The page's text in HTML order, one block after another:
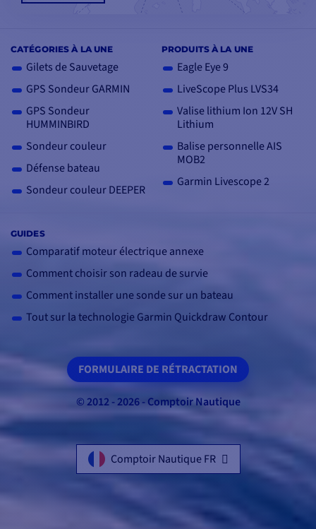
CATÉGORIES À LA UNE
Gilets de Sauvetage
GPS Sondeur GARMIN
GPS Sondeur
HUMMINBIRD
Sondeur couleur
Défense bateau
Sondeur couleur DEEPER
PRODUITS À LA UNE
Eagle Eye 9
LiveScope Plus LVS34
Valise lithium Ion 12V SH
Lithium
Balise personnelle AIS
MOB2
Garmin Livescope 2
GUIDES
Comparatif moteur électrique annexe
Comment choisir son radeau de survie
Comment installer une sonde sur un bateau
Tout sur la technologie Garmin Quickdraw Contour
FORMULAIRE DE RÉTRACTATION
© 2012 - 2026 - Comptoir Nautique
Comptoir Nautique FR